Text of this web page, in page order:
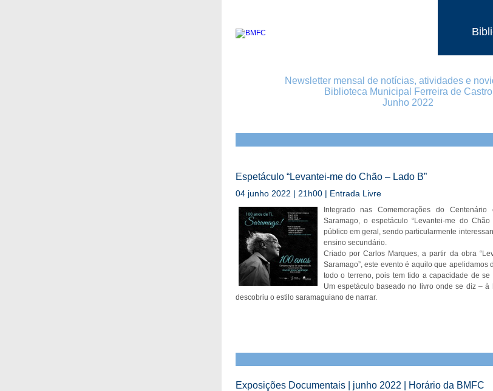
Newsletter mensal de notícias, atividades e
Biblioteca Municipal Ferreira de Castro
Junho 2022
Espetáculo “Levantei-me do Chão – Lado B”
04 junho 2022 | 21h00 | Entrada Livre
Integrado nas Comemorações do
Saramago, o espetáculo “Levantei-me do
público em geral, sendo particularmente
ensino secundário.
Criado por Carlos Marques, a partir da obra
Saramago”, este evento é aquilo que apelidamos
todo o terreno, pois tem tido a capacidade de se
Um espetáculo baseado no livro onde se diz –
descobriu o estilo saramaguiano de narrar.
Exposições Documentais | junho 2022 | Horário da BMFC